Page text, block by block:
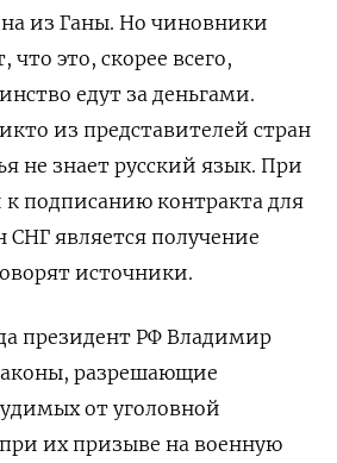
из Ганы. Но чиновники
это, скорее всего,
едут за деньгами.
из представителей стран
не знает русский язык. При
подписанию контракта для
СНГ является получение
источники.
президент РФ Владимир
разрешающие
от уголовной
их призыве на военную